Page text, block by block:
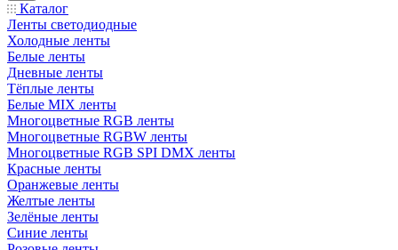
Каталог
Ленты светодиодные
Холодные ленты
Белые ленты
Дневные ленты
Тёплые ленты
Белые MIX ленты
Многоцветные RGB ленты
Многоцветные RGBW ленты
Многоцветные RGB SPI DMX ленты
Красные ленты
Оранжевые ленты
Желтые ленты
Зелёные ленты
Синие ленты